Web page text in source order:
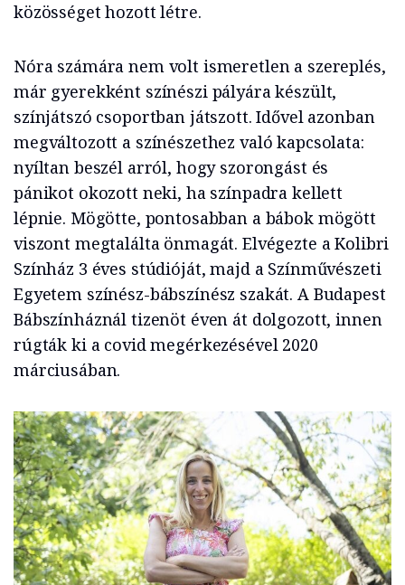
közösséget hozott létre.
Nóra számára nem volt ismeretlen a szereplés,
már gyerekként színészi pályára készült,
színjátszó csoportban játszott. Idővel azonban
megváltozott a színészethez való kapcsolata:
nyíltan beszél arról, hogy szorongást és
pánikot okozott neki, ha színpadra kellett
lépnie. Mögötte, pontosabban a bábok mögött
viszont megtalálta önmagát. Elvégezte a Kolibri
Színház 3 éves stúdióját, majd a Színművészeti
Egyetem színész-bábszínész szakát. A Budapest
Bábszínháznál tizenöt éven át dolgozott, innen
rúgták ki a covid megérkezésével 2020
márciusában.